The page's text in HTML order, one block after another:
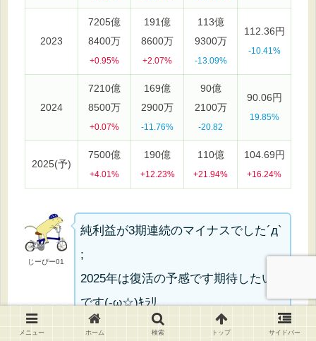
2023
7205億
8400万
+0.95%
191億
8600万
+2.07%
113億
9300万
-13.09%
112.36円
-10.41%
2024
7210億
8500万
+0.07%
169億
2900万
-11.76%
90億
2100万
-20.82
90.06円
19.85%
2025(予)
7500億
+4.01%
190億
+12.23%
110億
+21.94%
104.69円
+16.24%
じーぴー01
純利益が3期連続のマイナスでした´д`
;
2025年は復活の予感です期待したい
です(-ω☆)ｷﾗﾘ
メニュー ホーム 検索 トップ サイドバー